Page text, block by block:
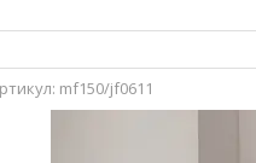
mf150/jf0611